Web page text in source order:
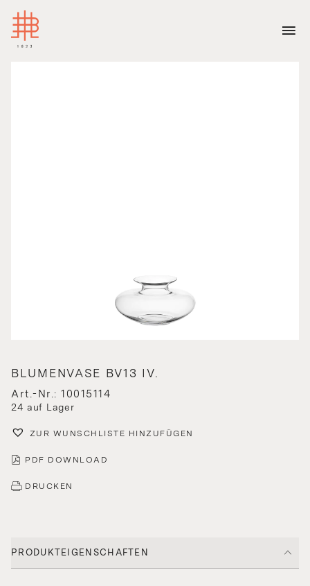
BLUMENVASE BV13 IV.
Art.-Nr.: 10015114
24 auf Lager
ZUR WUNSCHLISTE HINZUFÜGEN
PDF DOWNLOAD
DRUCKEN
PRODUKTEIGENSCHAFTEN